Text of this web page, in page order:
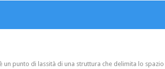
un punto di lassità di una struttura che delimita lo spazio